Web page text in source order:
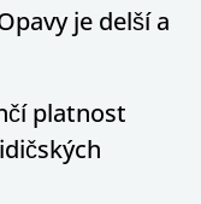
je delší a
platnost